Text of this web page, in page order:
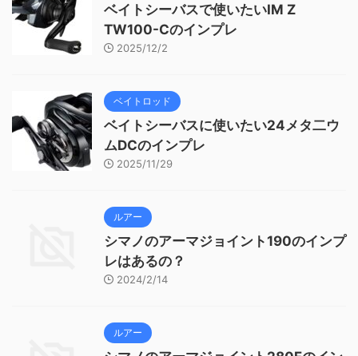
ベイトシーバスで使いたいIM Z
TW100-Cのインプレ
2025/12/2
ベイトロッド
ベイトシーバスに使いたい24メタ二ウ
ムDCのインプレ
2025/11/29
ルアー
シマノのアーマジョイント190のインプ
レはあるの？
2024/2/14
ルアー